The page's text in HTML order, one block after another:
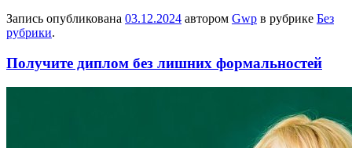
Запись опубликована 03.12.2024 автором Gwp в рубрике Без
рубрики.
Получите диплом без лишних формальностей